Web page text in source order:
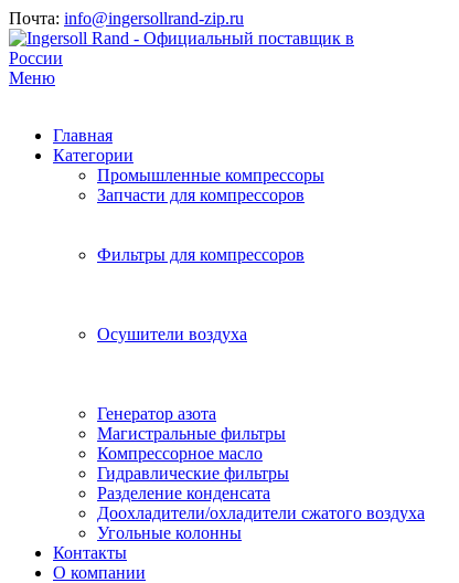
Почта: info@ingersollrand-zip.ru
Меню
Главная
Категории
Промышленные компрессоры
Запчасти для компрессоров
Фильтры для компрессоров
Осушители воздуха
Генератор азота
Магистральные фильтры
Компрессорное масло
Гидравлические фильтры
Разделение конденсата
Доохладители/охладители сжатого воздуха
Угольные колонны
Контакты
О компании